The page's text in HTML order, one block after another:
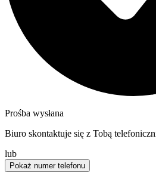
Prośba wysłana
Biuro skontaktuje się z Tobą
lub
Pokaż numer telefonu